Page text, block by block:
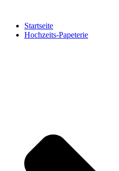
springenStartseite
Hochzeits-Papeterie